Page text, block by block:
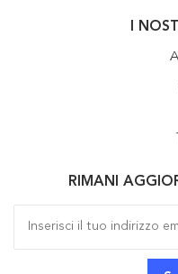
I
RIMANI